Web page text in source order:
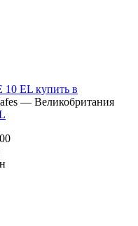
— Великобритания